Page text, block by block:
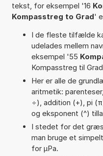
tekst, for eksempel '16
Kompasstreg to Grad'
I de fleste tilfælde
udelades mellem
eksempel '55
Kompasstreg til
Her er alle de
aritmetik:
÷), addition (+), pi
og eksponent (^)
I stedet for det
man bruge et
for µPa.